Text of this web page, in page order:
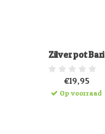
Zilver pot Bari
€19,95
Op voorraad